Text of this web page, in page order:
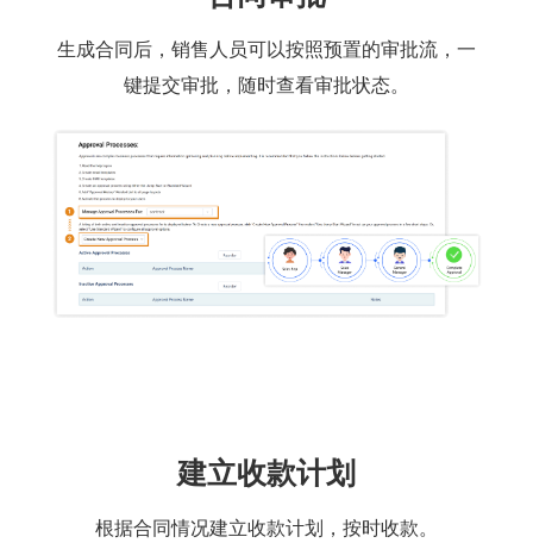
生成合同后，销售人员可以按照预置的审批流，一
键提交审批，随时查看审批状态。
建立收款计划
根据合同情况建立收款计划，按时收款。